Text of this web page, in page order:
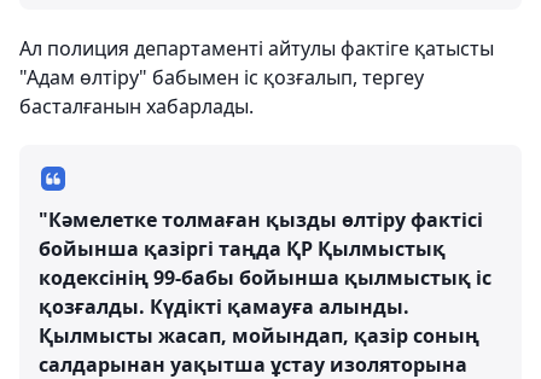
Ал полиция департаменті айтулы фактіге қатысты
"Адам өлтіру" бабымен іс қозғалып, тергеу
басталғанын хабарлады.
"Кәмелетке толмаған қызды өлтіру фактісі
бойынша қазіргі таңда ҚР Қылмыстық
кодексінің 99-бабы бойынша қылмыстық іс
қозғалды. Күдікті қамауға алынды.
Қылмысты жасап, мойындап, қазір соның
салдарынан уақытша ұстау изоляторына